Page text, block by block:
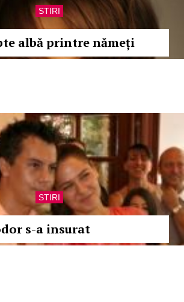
STIRI
albă printre nămeți
STIRI
s-a insurat